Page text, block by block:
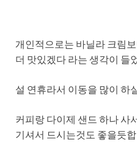
개인적으로는 바닐라 크림
더 맛있겠다 라는 생각이 들
설 연휴라서 이동을 많이 하
커피랑 다이제 샌드 하나 사
기셔서 드시는것도 좋을듯합